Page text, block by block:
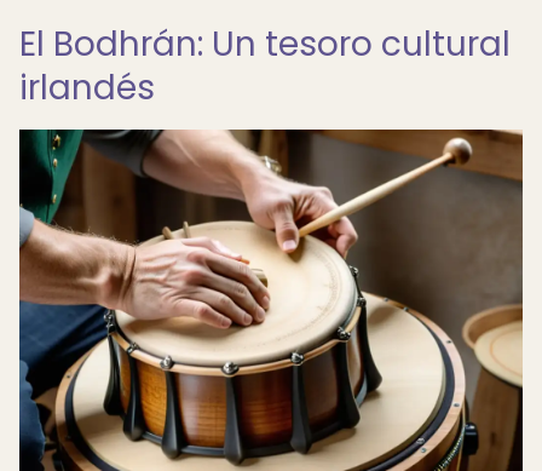
El Bodhrán: Un tesoro cultural
irlandés